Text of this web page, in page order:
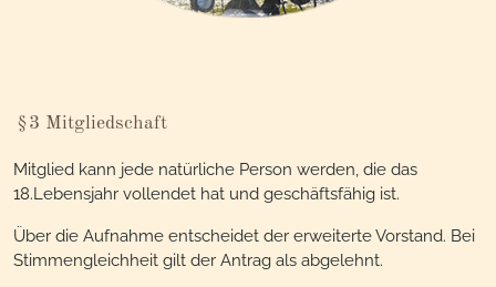
§3 Mitgliedschaft
Mitglied kann jede natürliche Person werden, die das
18.Lebensjahr vollendet hat und geschäftsfähig ist.
Über die Aufnahme entscheidet der erweiterte Vorstand. Bei
Stimmengleichheit gilt der Antrag als abgelehnt.